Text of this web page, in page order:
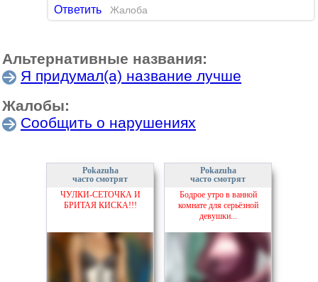
Ответить Жалоба
Альтернативные названия:
Я придумал(а) название лучше
Жалобы:
Сообщить о нарушениях
Pokazuha
часто смотрят
ЧУЛКИ-СЕТОЧКА И
БРИТАЯ КИСКА!!!
Pokazuha
часто смотрят
Бодрое утро в ванной
комнате для серьёзной
девушки...